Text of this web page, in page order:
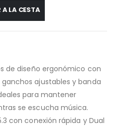
LA CESTA
de diseño ergonómico con
ajustables y banda
para mantener
se escucha música.
con conexión rápida y Dual